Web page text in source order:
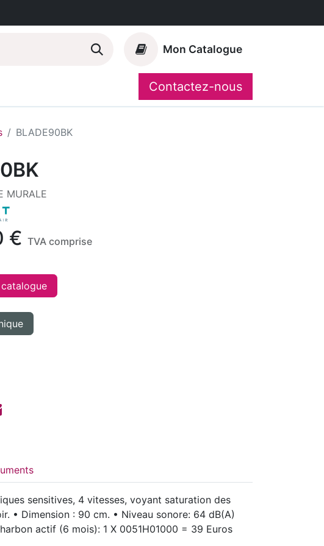
Mon Catalogue
CompoShop
Contactez-nous
BLADE90BK
MURALE
€ TVA comprise
sensitives, 4 vitesses, voyant saturation des
• Dimension : 90 cm. • Niveau sonore: 64 dB(A)
actif (6 mois): 1 X 0051H01000 = 39 Euros